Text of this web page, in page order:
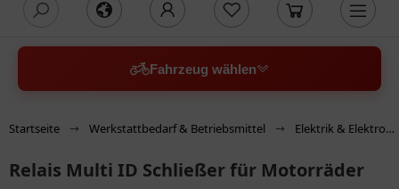
Fahrzeug wählen
Startseite Werkstattbedarf & Betriebsmittel Elektrik & Elektronik
Relais Multi ID Schließer für Motorräder